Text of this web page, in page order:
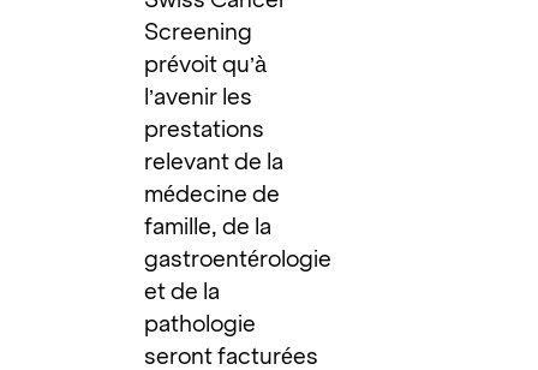
Screening
prévoit qu’à
l’avenir les
prestations
relevant de la
médecine de
famille, de la
gastroentérologie
et de la
pathologie
seront facturées